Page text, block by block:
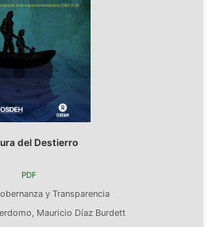
del Destierro
PDF
y Transparencia
, Mauricio Díaz Burdett